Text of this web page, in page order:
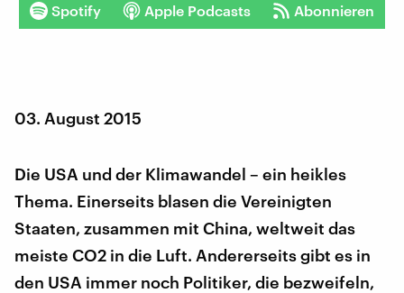
Spotify Apple Podcasts Abonnieren
03. August 2015
Die USA und der Klimawandel – ein heikles
Thema. Einerseits blasen die Vereinigten
Staaten, zusammen mit China, weltweit das
meiste CO2 in die Luft. Andererseits gibt es in
den USA immer noch Politiker, die bezweifeln,